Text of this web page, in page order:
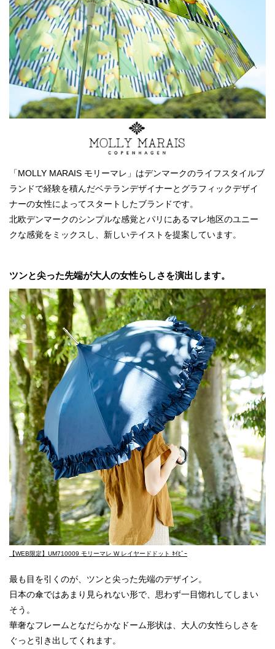
「MOLLY MARAIS モリーマレ」はデンマークのライフスタイルブ
ランドで経験を積んだベテランデザイナーとグラフィックデザイ
ナーの女性によってスタートしたブランドです。
北欧デンマークのシンプルな感覚とパリにあるマレ地区のユニー
クな感覚をミックスし、新しいテイストを提案しています。
ツンと尖った先端が大人の女性らしさを演出します。
【WEB限定】UM710009 モリーマレ W レイヤードドット ﾈｲﾋﾞｰ
最も目を引くのが、ツンと尖った先端のデザイン。
日本の傘ではあまり見られない形で、思わず一目惚れしてしまい
そう。
華奢なフレームとなだらかなドーム形状は、大人の女性らしさを
ぐっと引き出してくれます。